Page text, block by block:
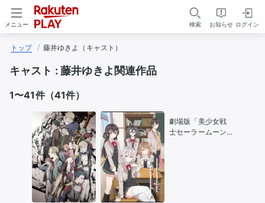
メニュー 検索 お知らせ ログイン
トップ 藤井ゆきよ（キャスト）
キャスト :藤井ゆきよ関連作品
1〜41件（41件）
劇場版「美少女戦
士セーラームーン